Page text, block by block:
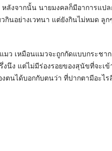
ลังจากนั้น นายมงคลก็มีอาการแปล
นอย่างเวทนา แต่ยังกินไม่หมด ลูก
มว เหมือนแมวจะถูกกัดแบบกระชาก
นึง แต่ไม่มีร่องรอยของสุนัขที่จะเข้
ตนได้บอกกับตนว่า ที่ปากตามีอะไร